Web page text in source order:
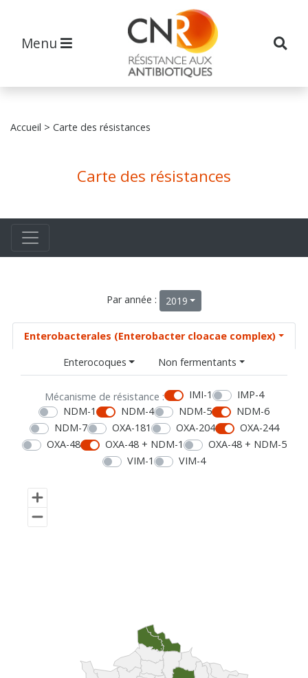
Menu
Accueil > Carte des résistances
Carte des résistances
Par année : 2019
Enterobacterales (Enterobacter cloacae complex)
Enterocoques
Non fermentants
Mécanisme de résistance : IMI-1
IMP-4
NDM-1
NDM-4 NDM-5
NDM-6
NDM-7
OXA-181 OXA-204
OXA-244
OXA-48
OXA-48 + NDM-1
OXA-48 + NDM-5
VIM-1
VIM-4